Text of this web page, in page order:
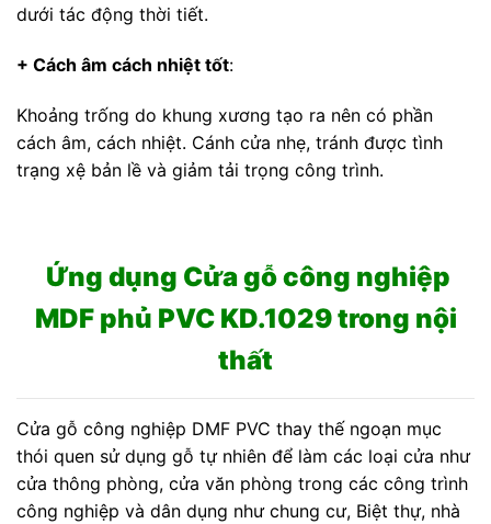
dưới tác động thời tiết.
+ Cách âm cách nhiệt tốt:
Khoảng trống do khung xương tạo ra nên có phần
cách âm, cách nhiệt. Cánh cửa nhẹ, tránh được tình
trạng xệ bản lề và giảm tải trọng công trình.
Ứng dụng Cửa gỗ công nghiệp
MDF phủ PVC KD.1029 trong nội
thất
Cửa gỗ công nghiệp DMF PVC thay thế ngoạn mục
thói quen sử dụng gỗ tự nhiên để làm các loại cửa như
cửa thông phòng, cửa văn phòng trong các công trình
công nghiệp và dân dụng như chung cư, Biệt thự, nhà